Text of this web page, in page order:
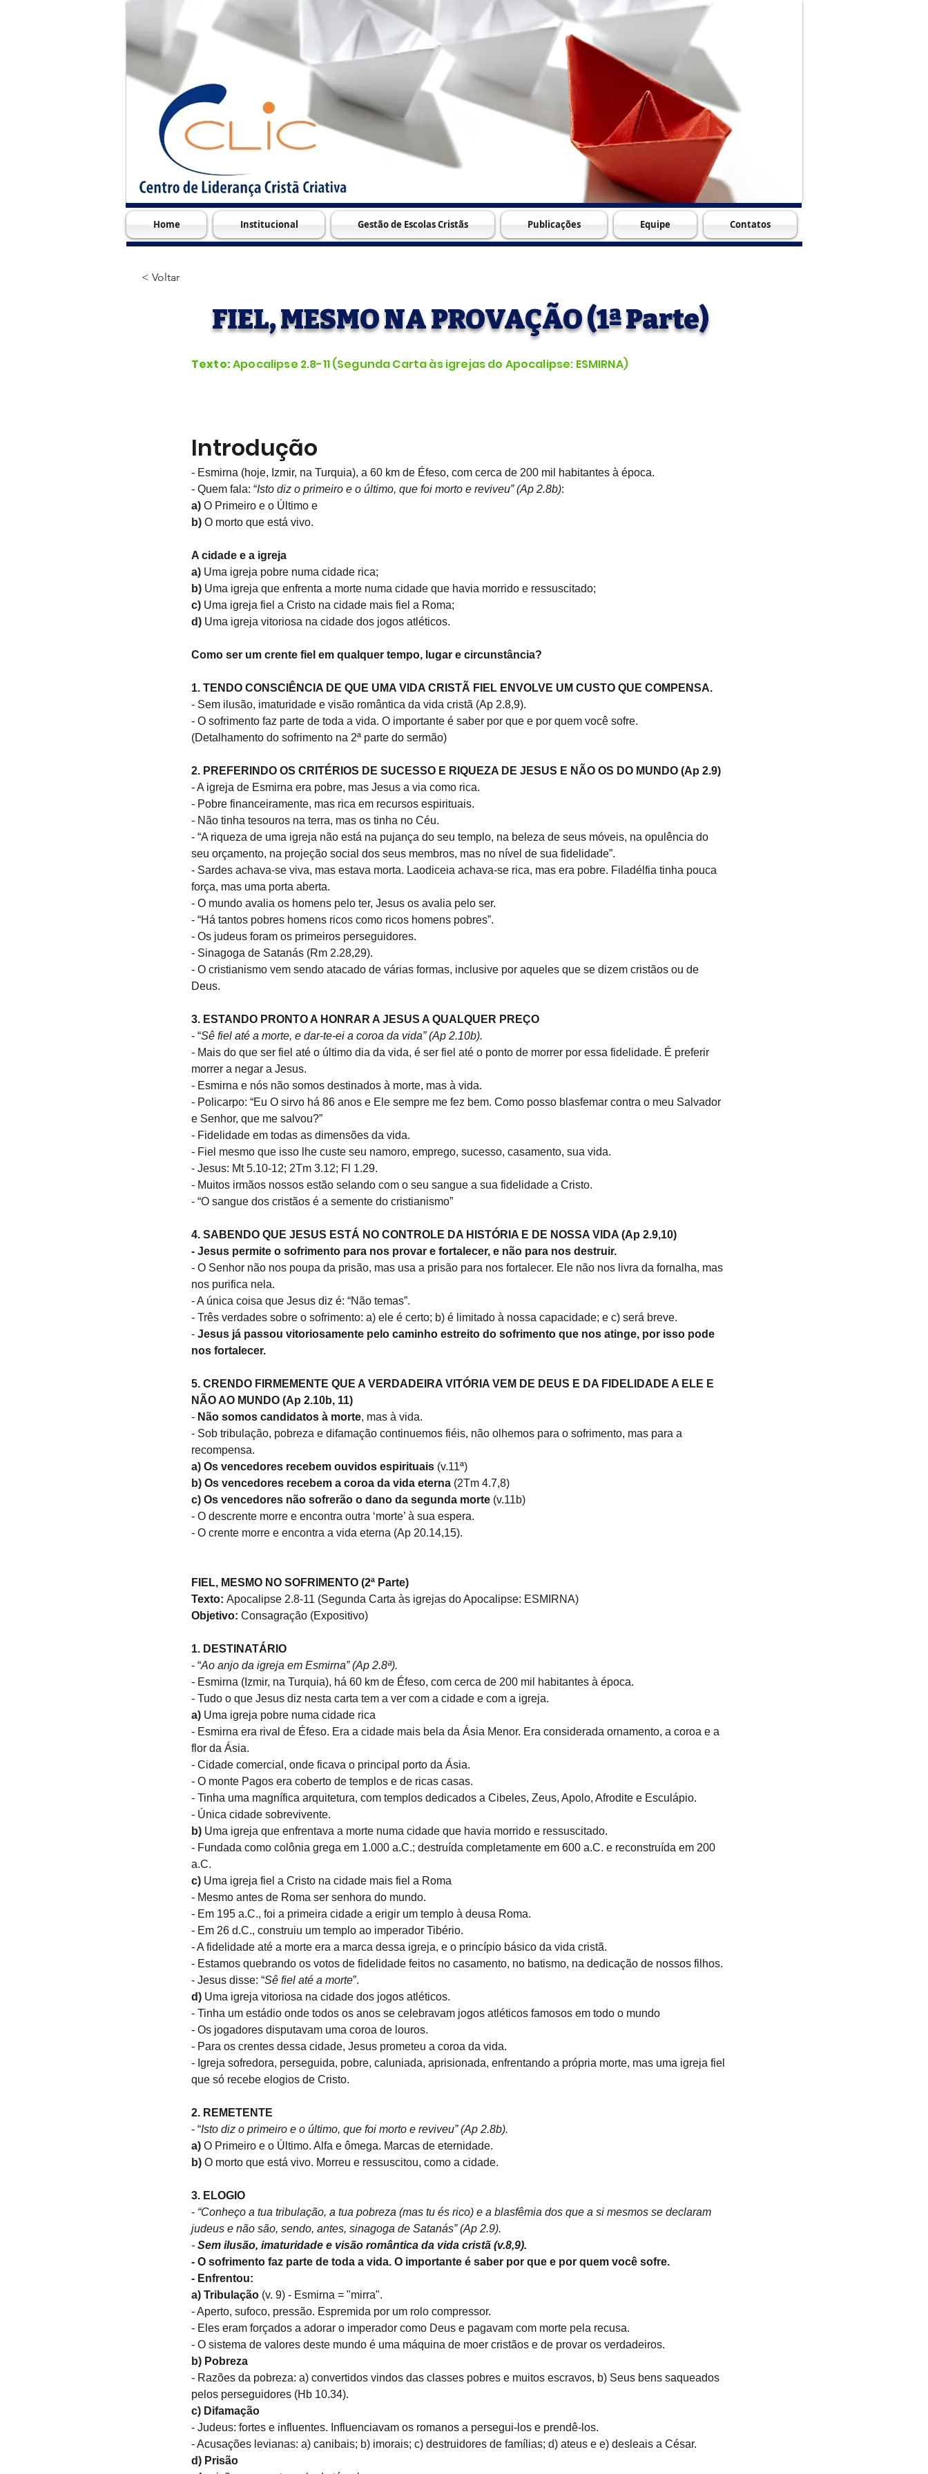
Home Institucional Gestão de Escolas Cristãs Publicações Equipe Contatos
< Voltar
FIEL, MESMO NA PROVAÇÃO (1ª Parte)
Texto:Apocalipse 2.8-11 (Segunda Carta às igrejas do Apocalipse: ESMIRNA)
Introdução
- Esmirna (hoje, Izmir, na Turquia), a 60 km de Éfeso, com cerca de 200 mil habitantes à época.
- Quem fala: “Isto diz o primeiro e o último, que foi morto e reviveu” (Ap 2.8b):
a) O Primeiro e o Último e
b) O morto que está vivo.
A cidade e a igreja
a) Uma igreja pobre numa cidade rica;
b) Uma igreja que enfrenta a morte numa cidade que havia morrido e ressuscitado;
c) Uma igreja fiel a Cristo na cidade mais fiel a Roma;
d) Uma igreja vitoriosa na cidade dos jogos atléticos.
Como ser um crente fiel em qualquer tempo, lugar e circunstância?
1. TENDO CONSCIÊNCIA DE QUE UMA VIDA CRISTÃ FIEL ENVOLVE UM CUSTO QUE COMPENSA.
- Sem ilusão, imaturidade e visão romântica da vida cristã (Ap 2.8,9).
- O sofrimento faz parte de toda a vida. O importante é saber por que e por quem você sofre.
(Detalhamento do sofrimento na 2ª parte do sermão)
2. PREFERINDO OS CRITÉRIOS DE SUCESSO E RIQUEZA DE JESUS E NÃO OS DO MUNDO (Ap 2.9)
- A igreja de Esmirna era pobre, mas Jesus a via como rica.
- Pobre financeiramente, mas rica em recursos espirituais.
- Não tinha tesouros na terra, mas os tinha no Céu.
- “A riqueza de uma igreja não está na pujança do seu templo, na beleza de seus móveis, na opulência do
seu orçamento, na projeção social dos seus membros, mas no nível de sua fidelidade”.
- Sardes achava-se viva, mas estava morta. Laodiceia achava-se rica, mas era pobre. Filadélfia tinha pouca
força, mas uma porta aberta.
- O mundo avalia os homens pelo ter, Jesus os avalia pelo ser.
- “Há tantos pobres homens ricos como ricos homens pobres”.
- Os judeus foram os primeiros perseguidores.
- Sinagoga de Satanás (Rm 2.28,29).
- O cristianismo vem sendo atacado de várias formas, inclusive por aqueles que se dizem cristãos ou de
Deus.
3. ESTANDO PRONTO A HONRAR A JESUS A QUALQUER PREÇO
- “Sê fiel até a morte, e dar-te-ei a coroa da vida” (Ap 2.10b).
- Mais do que ser fiel até o último dia da vida, é ser fiel até o ponto de morrer por essa fidelidade. É preferir
morrer a negar a Jesus.
- Esmirna e nós não somos destinados à morte, mas à vida.
- Policarpo: “Eu O sirvo há 86 anos e Ele sempre me fez bem. Como posso blasfemar contra o meu Salvador
e Senhor, que me salvou?”
- Fidelidade em todas as dimensões da vida.
- Fiel mesmo que isso lhe custe seu namoro, emprego, sucesso, casamento, sua vida.
- Jesus: Mt 5.10-12; 2Tm 3.12; Fl 1.29.
- Muitos irmãos nossos estão selando com o seu sangue a sua fidelidade a Cristo.
- “O sangue dos cristãos é a semente do cristianismo”
4. SABENDO QUE JESUS ESTÁ NO CONTROLE DA HISTÓRIA E DE NOSSA VIDA (Ap 2.9,10)
- Jesus permite o sofrimento para nos provar e fortalecer, e não para nos destruir.
- O Senhor não nos poupa da prisão, mas usa a prisão para nos fortalecer. Ele não nos livra da fornalha, mas
nos purifica nela.
- A única coisa que Jesus diz é: “Não temas”.
- Três verdades sobre o sofrimento: a) ele é certo; b) é limitado à nossa capacidade; e c) será breve.
- Jesus já passou vitoriosamente pelo caminho estreito do sofrimento que nos atinge, por isso pode
nos fortalecer.
5. CRENDO FIRMEMENTE QUE A VERDADEIRA VITÓRIA VEM DE DEUS E DA FIDELIDADE A ELE E
NÃO AO MUNDO (Ap 2.10b, 11)
- Não somos candidatos à morte, mas à vida.
- Sob tribulação, pobreza e difamação continuemos fiéis, não olhemos para o sofrimento, mas para a
recompensa.
a) Os vencedores recebem ouvidos espirituais (v.11ª)
b) Os vencedores recebem a coroa da vida eterna (2Tm 4.7,8)
c) Os vencedores não sofrerão o dano da segunda morte (v.11b)
- O descrente morre e encontra outra ‘morte’ à sua espera.
- O crente morre e encontra a vida eterna (Ap 20.14,15).
FIEL, MESMO NO SOFRIMENTO (2ª Parte)
Texto: Apocalipse 2.8-11 (Segunda Carta às igrejas do Apocalipse: ESMIRNA)
Objetivo: Consagração (Expositivo)
1. DESTINATÁRIO
- “Ao anjo da igreja em Esmirna” (Ap 2.8ª).
- Esmirna (Izmir, na Turquia), há 60 km de Éfeso, com cerca de 200 mil habitantes à época.
- Tudo o que Jesus diz nesta carta tem a ver com a cidade e com a igreja.
a) Uma igreja pobre numa cidade rica
- Esmirna era rival de Éfeso. Era a cidade mais bela da Ásia Menor. Era considerada ornamento, a coroa e a
flor da Ásia.
- Cidade comercial, onde ficava o principal porto da Ásia.
- O monte Pagos era coberto de templos e de ricas casas.
- Tinha uma magnífica arquitetura, com templos dedicados a Cibeles, Zeus, Apolo, Afrodite e Esculápio.
- Única cidade sobrevivente.
b) Uma igreja que enfrentava a morte numa cidade que havia morrido e ressuscitado.
- Fundada como colônia grega em 1.000 a.C.; destruída completamente em 600 a.C. e reconstruída em 200
a.C.
c) Uma igreja fiel a Cristo na cidade mais fiel a Roma
- Mesmo antes de Roma ser senhora do mundo.
- Em 195 a.C., foi a primeira cidade a erigir um templo à deusa Roma.
- Em 26 d.C., construiu um templo ao imperador Tibério.
- A fidelidade até a morte era a marca dessa igreja, e o princípio básico da vida cristã.
- Estamos quebrando os votos de fidelidade feitos no casamento, no batismo, na dedicação de nossos filhos.
- Jesus disse: “Sê fiel até a morte”.
d) Uma igreja vitoriosa na cidade dos jogos atléticos.
- Tinha um estádio onde todos os anos se celebravam jogos atléticos famosos em todo o mundo
- Os jogadores disputavam uma coroa de louros.
- Para os crentes dessa cidade, Jesus prometeu a coroa da vida.
- Igreja sofredora, perseguida, pobre, caluniada, aprisionada, enfrentando a própria morte, mas uma igreja fiel
que só recebe elogios de Cristo.
2. REMETENTE
- “Isto diz o primeiro e o último, que foi morto e reviveu” (Ap 2.8b).
a) O Primeiro e o Último. Alfa e ômega. Marcas de eternidade.
b) O morto que está vivo. Morreu e ressuscitou, como a cidade.
3. ELOGIO
- “Conheço a tua tribulação, a tua pobreza (mas tu és rico) e a blasfêmia dos que a si mesmos se declaram
judeus e não são, sendo, antes, sinagoga de Satanás” (Ap 2.9).
- Sem ilusão, imaturidade e visão romântica da vida cristã (v.8,9).
- O sofrimento faz parte de toda a vida. O importante é saber por que e por quem você sofre.
- Enfrentou:
a) Tribulação (v. 9) - Esmirna = "mirra".
- Aperto, sufoco, pressão. Espremida por um rolo compressor.
- Eles eram forçados a adorar o imperador como Deus e pagavam com morte pela recusa.
- O sistema de valores deste mundo é uma máquina de moer cristãos e de provar os verdadeiros.
b) Pobreza
- Razões da pobreza: a) convertidos vindos das classes pobres e muitos escravos, b) Seus bens saqueados
pelos perseguidores (Hb 10.34).
c) Difamação
- Judeus: fortes e influentes. Influenciavam os romanos a persegui-los e prendê-los.
- Acusações levianas: a) canibais; b) imorais; c) destruidores de famílias; d) ateus e e) desleais a César.
d) Prisão